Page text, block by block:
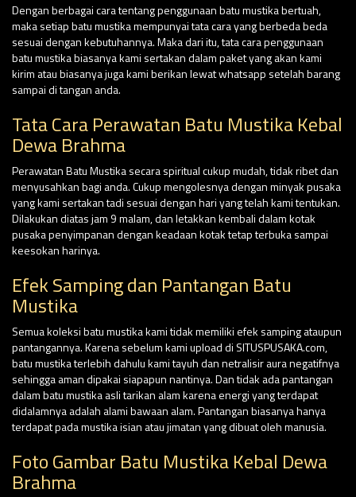
Dengan berbagai cara tentang penggunaan batu mustika bertuah,
maka setiap batu mustika mempunyai tata cara yang berbeda beda
sesuai dengan kebutuhannya. Maka dari itu, tata cara penggunaan
batu mustika biasanya kami sertakan dalam paket yang akan kami
kirim atau biasanya juga kami berikan lewat whatsapp setelah barang
sampai di tangan anda.
Tata Cara Perawatan Batu Mustika Kebal
Dewa Brahma
Perawatan Batu Mustika secara spiritual cukup mudah, tidak ribet dan
menyusahkan bagi anda. Cukup mengolesnya dengan minyak pusaka
yang kami sertakan tadi sesuai dengan hari yang telah kami tentukan.
Dilakukan diatas jam 9 malam, dan letakkan kembali dalam kotak
pusaka penyimpanan dengan keadaan kotak tetap terbuka sampai
keesokan harinya.
Efek Samping dan Pantangan Batu
Mustika
Semua koleksi batu mustika kami tidak memiliki efek samping ataupun
pantangannya. Karena sebelum kami upload di SITUSPUSAKA.com,
batu mustika terlebih dahulu kami tayuh dan netralisir aura negatifnya
sehingga aman dipakai siapapun nantinya. Dan tidak ada pantangan
dalam batu mustika asli tarikan alam karena energi yang terdapat
didalamnya adalah alami bawaan alam. Pantangan biasanya hanya
terdapat pada mustika isian atau jimatan yang dibuat oleh manusia.
Foto Gambar Batu Mustika Kebal Dewa
Brahma